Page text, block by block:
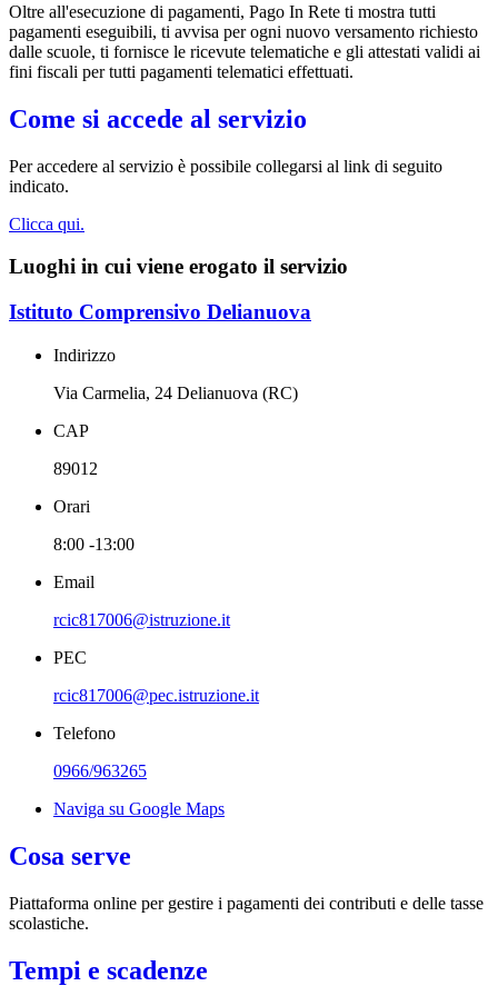
Oltre all'esecuzione di pagamenti, Pago In Rete ti mostra tutti
pagamenti eseguibili, ti avvisa per ogni nuovo versamento richiesto
dalle scuole, ti fornisce le ricevute telematiche e gli attestati validi ai
fini fiscali per tutti pagamenti telematici effettuati.
Come si accede al servizio
Per accedere al servizio è possibile collegarsi al link di seguito
indicato.
Clicca qui.
Luoghi in cui viene erogato il servizio
Istituto Comprensivo Delianuova
Indirizzo
Via Carmelia, 24 Delianuova (RC)
CAP
89012
Orari
8:00 -13:00
Email
rcic817006@istruzione.it
PEC
rcic817006@pec.istruzione.it
Telefono
0966/963265
Naviga su Google Maps
Cosa serve
Piattaforma online per gestire i pagamenti dei contributi e delle tasse
scolastiche.
Tempi e scadenze